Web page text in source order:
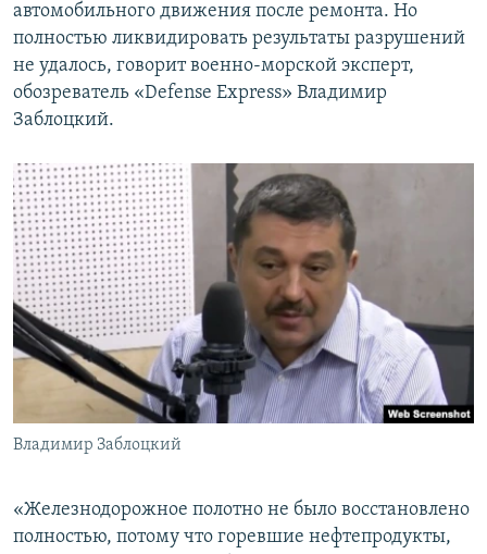
автомобильного движения после ремонта. Но
полностью ликвидировать результаты разрушений
не удалось, говорит военно-морской эксперт,
обозреватель «Defense Express» Владимир
Заблоцкий.
Владимир Заблоцкий
«Железнодорожное полотно не было восстановлено
полностью, потому что горевшие нефтепродукты,